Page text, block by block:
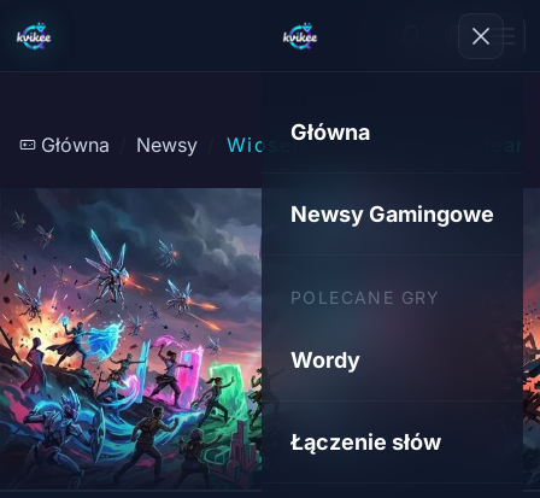
Główna
Newsy Gamingowe
POLECANE GRY
Wordy
Łączenie słów
Główna Newsy Wiosenna Wyprzedaż